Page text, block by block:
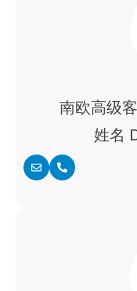
南欧高级
姓名